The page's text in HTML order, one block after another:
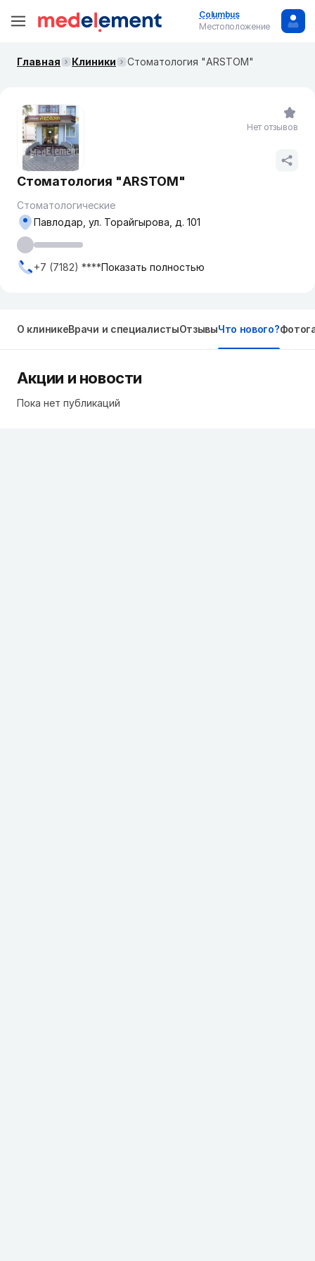
Columbus
Местоположение
Главная Клиники Стоматология "ARSTOM"
Стоматология "ARSTOM"
Стоматологические
Павлодар, ул. Торайгырова, д. 101
+7 (7182) ****Показать полностью
Нет отзывов
О клиникеВрачи и специалистыОтзывыЧто нового?
Акции и новости
Пока нет публикаций